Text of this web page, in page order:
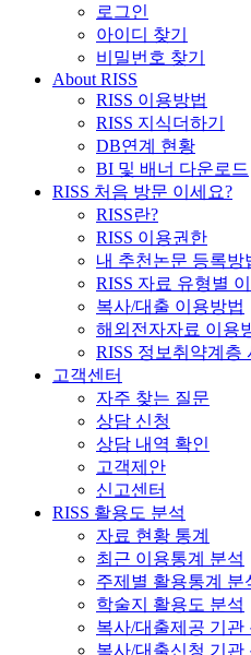
로그인
아이디 찾기
비밀번호 찾기
About RISS
RISS 이용방법
RISS 지식더하기
DB연계 현황
BI 및 배너 다운로드
RISS 처음 방문 이세요?
RISS란?
RISS 이용권한
내 추천논문 등록방
RISS 자료 유형별
복사/대출 이용방법
해외전자자료 이용
RISS 정보취약계층
고객센터
자주 찾는 질문
상담 신청
상담 내역 확인
고객제안
신고센터
RISS 활용도 분석
자료 현황 통계
최근 이용통계 분석
주제별 활용통계 분
학술지 활용도 분석
복사/대출제공 기관
복사/대출신청 기관